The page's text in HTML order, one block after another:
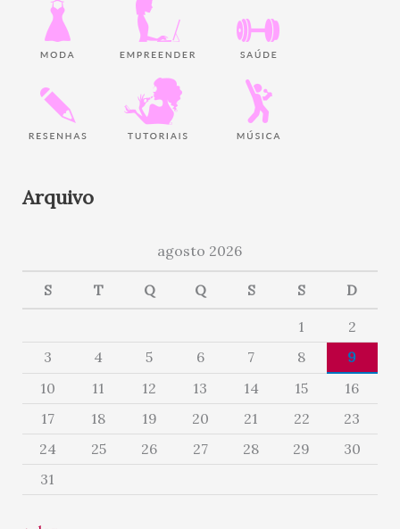
Arquivo
agosto 2026
S T Q Q S S D
1
2
3
4 5 6 7 8
9
10
11 12 13 14 15
16
17
18 19 20 21 22
23
24
25 26 27 28 29
30
31